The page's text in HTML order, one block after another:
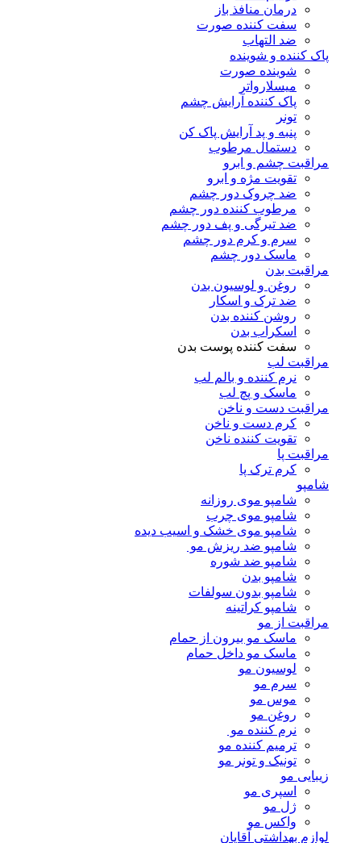
درمان منافذ باز
سفت کننده صورت
ضد التهاب
پاک کننده و شوینده
شوینده صورت
میسلارواتر
پاک کننده آرایش چشم
تونر
پنبه و پد آرایش پاک کن
دستمال مرطوب
مراقبت چشم و ابرو
تقویت مژه و ابرو
ضد چروک دور چشم
مرطوب کننده دور چشم
ضد تیرگی و پف دور چشم
سرم و کرم دور چشم
ماسک دور چشم
مراقبت بدن
روغن و لوسیون بدن
ضد ترک و اسکار
روشن کننده بدن
اسکراب بدن
سفت کننده پوست بدن
مراقبت لب
نرم کننده و بالم لب
ماسک و پچ لب
مراقبت دست و ناخن
کرم دست و ناخن
تقویت کننده ناخن
مراقبت پا
کرم ترک پا
شامپو
شامپو موی روزانه
شامپو موی چرب
شامپو موی خشک و اسیب دیده
شامپو ضد ریزش مو
شامپو ضد شوره
شامپو بدن
شامپو بدون سولفات
شامپو کراتینه
مراقبت از مو
ماسک مو بیرون از حمام
ماسک مو داخل حمام
لوسیون مو
سرم مو
موس مو
روغن مو
نرم کننده مو
ترمیم کننده مو
تونیک و تونر مو
زیبایی مو
اسپری مو
ژل مو
واکس مو
لوازم بهداشتی آقایان